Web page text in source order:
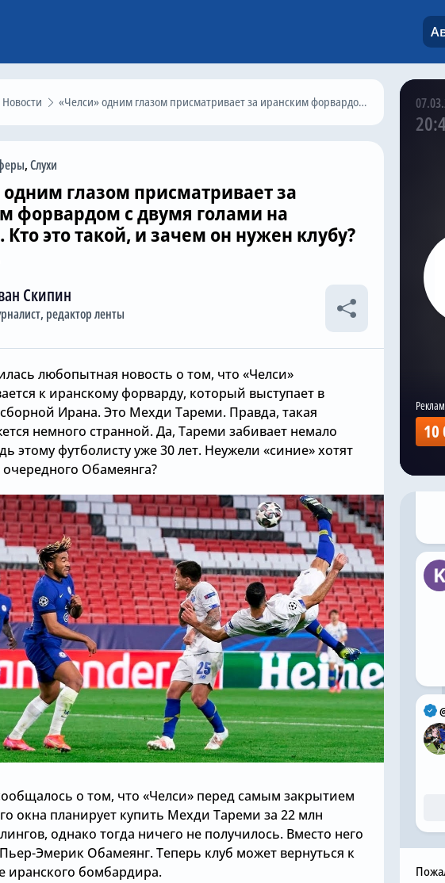
Новости «Челси» одним глазом присматривает за иранским форвардом с двумя голами на ЧМ-2022. Кто это такой, и зачем он нужен клубу?
,Слухи
глазом присматривает за
форвардом с двумя голами на
это такой, и зачем он нужен клубу?
Скипин
редактор ленты
любопытная новость о том, что «Челси»
к иранскому форварду, который выступает в
Ирана. Это Мехди Тареми. Правда, такая
немного странной. Да, Тареми забивает немало
этому футболисту уже 30 лет. Неужели «синие» хотят
очередного Обамеянга?
о том, что «Челси» перед самым закрытием
окна планирует купить Мехди Тареми за 22 млн
однако тогда ничего не получилось. Вместо него
Эмерик Обамеянг. Теперь клуб может вернуться к
иранского бомбардира.
10